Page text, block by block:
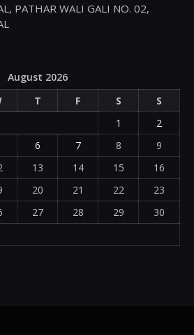
PATHAR WALI GALI NO. 02,
August 2026
T F S
S
1
2
6 7 8
9
13 14 15
16
20 21 22
23
27 28 29
30